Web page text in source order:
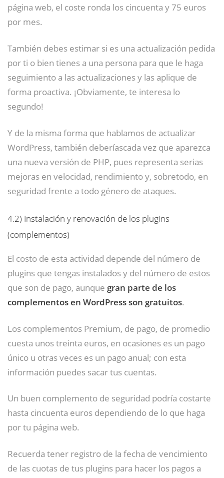
página web, el coste ronda los cincuenta y 75 euros
por mes.
También debes estimar si es una actualización pedida
por ti o bien tienes a una persona para que le haga
seguimiento a las actualizaciones y las aplique de
forma proactiva. ¡Obviamente, te interesa lo
segundo!
Y de la misma forma que hablamos de actualizar
WordPress, también deberíascada vez que aparezca
una nueva versión de PHP, pues representa serias
mejoras en velocidad, rendimiento y, sobretodo, en
seguridad frente a todo género de ataques.
4.2) Instalación y renovación de los plugins
(complementos)
El costo de esta actividad depende del número de
plugins que tengas instalados y del número de estos
que son de pago, aunque gran parte de los
complementos en WordPress son gratuitos.
Los complementos Premium, de pago, de promedio
cuesta unos treinta euros, en ocasiones es un pago
único u otras veces es un pago anual; con esta
información puedes sacar tus cuentas.
Un buen complemento de seguridad podría costarte
hasta cincuenta euros dependiendo de lo que haga
por tu página web.
Recuerda tener registro de la fecha de vencimiento
de las cuotas de tus plugins para hacer los pagos a